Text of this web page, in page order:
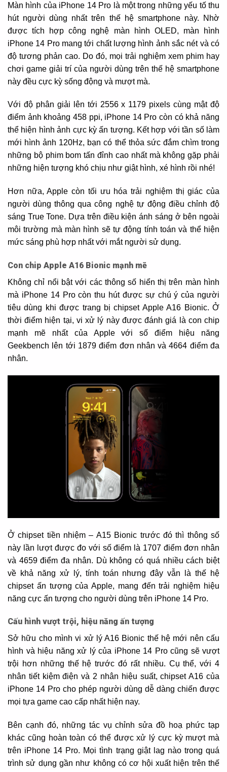
Màn hình của iPhone 14 Pro là một trong những yếu tố thu
hút người dùng nhất trên thế hệ smartphone này. Nhờ
được tích hợp công nghệ màn hình OLED, màn hình
iPhone 14 Pro mang tới chất lượng hình ảnh sắc nét và có
độ tương phản cao. Do đó, mọi trải nghiệm xem phim hay
chơi game giải trí của người dùng trên thế hệ smartphone
này đều cực kỳ sống động và mượt mà.
Với độ phân giải lên tới 2556 x 1179 pixels cùng mật độ
điểm ảnh khoảng 458 ppi, iPhone 14 Pro còn có khả năng
thể hiện hình ảnh cực kỳ ấn tượng. Kết hợp với tần số làm
mới hình ảnh 120Hz, bạn có thể thỏa sức đắm chìm trong
những bộ phim bom tấn đỉnh cao nhất mà không gặp phải
những hiện tượng khó chịu như giật hình, xé hình rồi nhé!
Hơn nữa, Apple còn tối ưu hóa trải nghiệm thị giác của
người dùng thông qua công nghệ tự động điều chỉnh độ
sáng True Tone. Dựa trên điều kiện ánh sáng ở bên ngoài
môi trường mà màn hình sẽ tự động tính toán và thể hiện
mức sáng phù hợp nhất với mắt người sử dụng.
Con chip Apple A16 Bionic mạnh mẽ
Không chỉ nổi bật với các thông số hiển thị trên màn hình
mà iPhone 14 Pro còn thu hút được sự chú ý của người
tiêu dùng khi được trang bị chipset Apple A16 Bionic. Ở
thời điểm hiện tại, vi xử lý này được đánh giá là con chip
mạnh mẽ nhất của Apple với số điểm hiệu năng
Geekbench lên tới 1879 điểm đơn nhân và 4664 điểm đa
nhân.
Ở chipset tiền nhiệm – A15 Bionic trước đó thì thông số
này lần lượt được đo với số điểm là 1707 điểm đơn nhân
và 4659 điểm đa nhân. Dù không có quá nhiều cách biệt
về khả năng xử lý, tính toán nhưng đây vẫn là thế hệ
chipset ấn tượng của Apple, mang đến trải nghiệm hiệu
năng cực ấn tượng cho người dùng trên iPhone 14 Pro.
Cấu hình vượt trội, hiệu năng ấn tượng
Sở hữu cho mình vi xử lý A16 Bionic thế hệ mới nên cấu
hình và hiệu năng xử lý của iPhone 14 Pro cũng sẽ vượt
trội hơn những thế hệ trước đó rất nhiều. Cụ thể, với 4
nhân tiết kiệm điện và 2 nhân hiệu suất, chipset A16 của
iPhone 14 Pro cho phép người dùng dễ dàng chiến được
mọi tựa game cao cấp nhất hiện nay.
Bên cạnh đó, những tác vụ chỉnh sửa đồ hoạ phức tạp
khác cũng hoàn toàn có thể được xử lý cực kỳ mượt mà
trên iPhone 14 Pro. Mọi tình trạng giật lag nào trong quá
trình sử dụng gần như không có cơ hội xuất hiện trên thế